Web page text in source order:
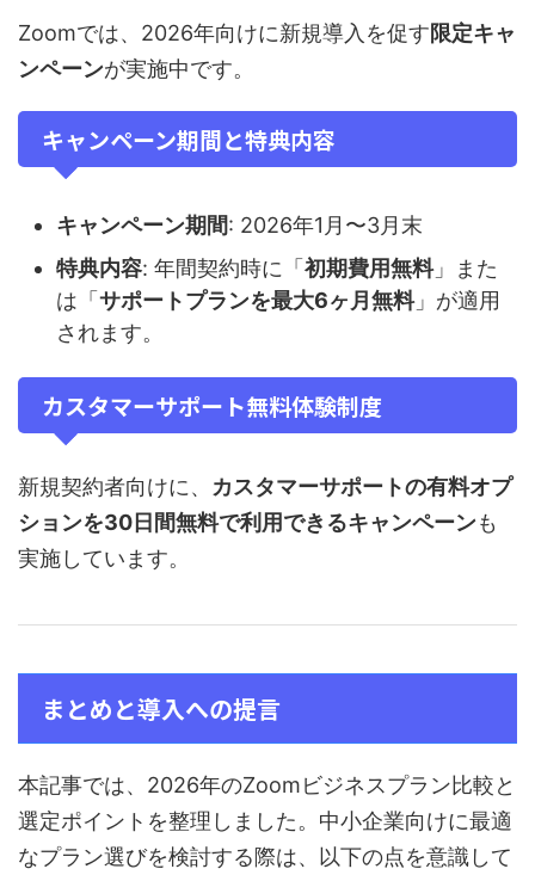
Zoomでは、2026年向けに新規導入を促す限定キャ
ンペーンが実施中です。
キャンペーン期間と特典内容
キャンペーン期間: 2026年1月〜3月末
特典内容: 年間契約時に「初期費用無料」また
は「サポートプランを最大6ヶ月無料」が適用
されます。
カスタマーサポート無料体験制度
新規契約者向けに、 カスタマーサポートの有料オプ
ションを30日間無料で利用できるキャンペーンも
実施しています。
まとめと導入への提言
本記事では、2026年のZoomビジネスプラン比較と
選定ポイントを整理しました。中小企業向けに最適
なプラン選びを検討する際は、以下の点を意識して